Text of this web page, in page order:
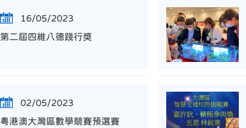
16/05/2023
第二屆四維八德踐行獎
02/05/2023
粵港澳大灣區數學競賽預選賽